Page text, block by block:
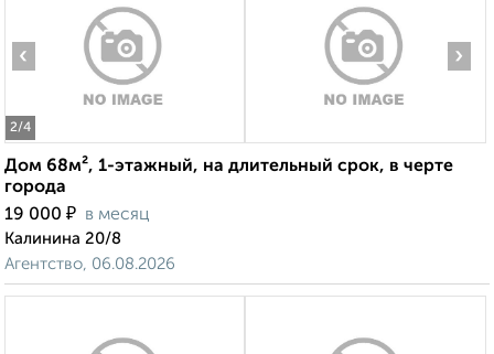
2/4
‹ ›
Дом 68м², 1-этажный, на длительный срок, в черте
города
19 000 ₽ в месяц
Калинина 20/8
Агентство, 06.08.2026